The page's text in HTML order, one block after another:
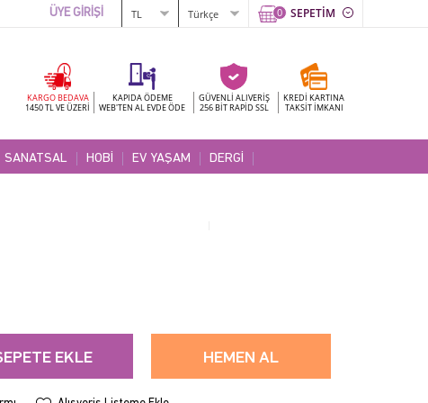
0 SEPETİM
ÜYE GİRİŞİ
KARGO BEDAVA
1450 TL VE ÜZERİ
KAPIDA ÖDEME
WEB'TEN AL EVDE ÖDE
GÜVENLİ ALIVERİŞ
256 BİT RAPİD SSL
KREDİ KARTINA
TAKSİT İMKANI
SANATSAL HOBİ EV YAŞAM DERGİ
EKLE HEMEN AL